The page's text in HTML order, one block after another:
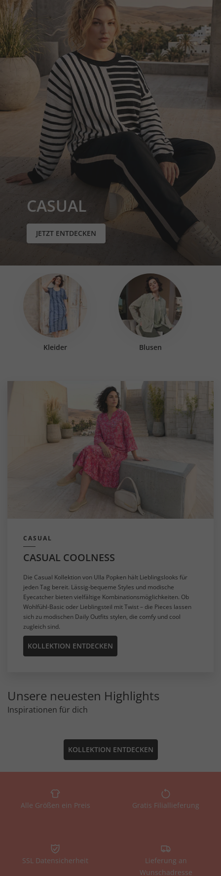
CASUAL
JETZT ENTDECKEN
Kleider Blusen
CASUAL
CASUAL COOLNESS
Die Casual Kollektion von Ulla Popken hält Lieblingslooks für
jeden Tag bereit. Lässig-bequeme Styles und modische
Eyecatcher bieten vielfältige Kombinationsmöglichkeiten. Ob
Wohlfühl-Basic oder Lieblingsteil mit Twist – die Pieces lassen
sich zu modischen Daily Outfits stylen, die comfy und cool
zugleich sind.
KOLLEKTION ENTDECKEN
Unsere neuesten Highlights
Inspirationen für dich
KOLLEKTION ENTDECKEN
Alle Größen ein Preis Gratis Filiallieferung
SSL Datensicherheit
Lieferung an
Wunschadresse